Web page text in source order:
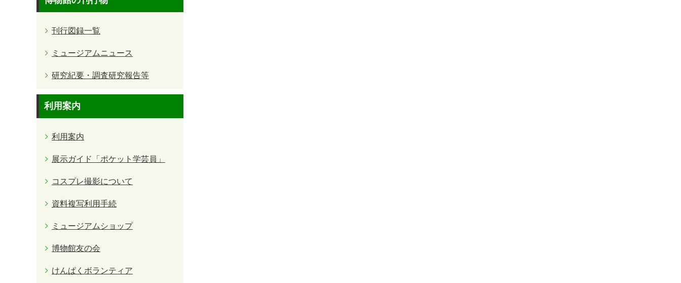
刊行図録一覧
ミュージアムニュース
研究紀要・調査研究報告等
利用案内
利用案内
展示ガイド「ポケット学芸員」
コスプレ撮影について
資料複写利用手続
ミュージアムショップ
博物館友の会
けんぱくボランティア